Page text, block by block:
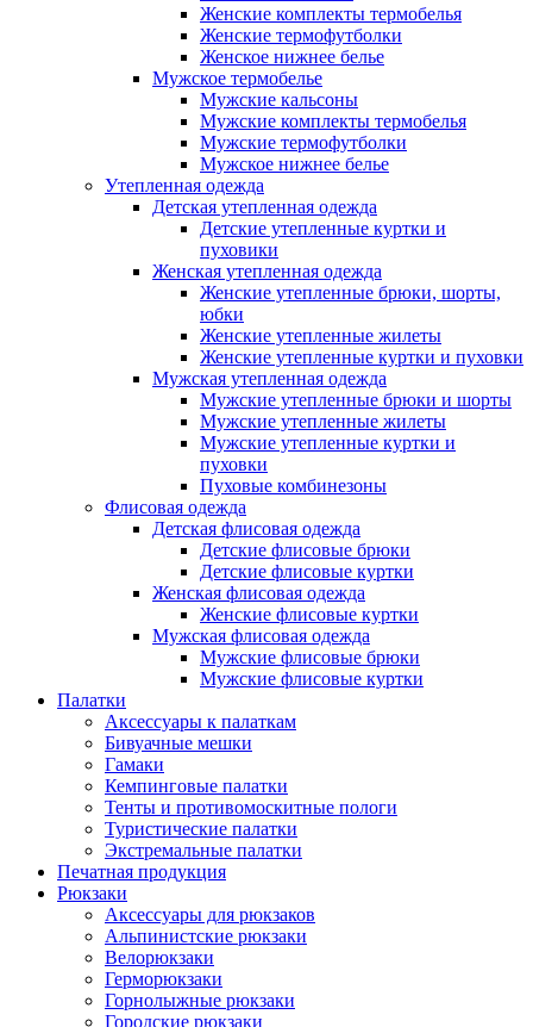
Женские комплекты термобелья
Женские термофутболки
Женское нижнее белье
Мужское термобелье
Мужские кальсоны
Мужские комплекты термобелья
Мужские термофутболки
Мужское нижнее белье
Утепленная одежда
Детская утепленная одежда
Детские утепленные куртки и
пуховики
Женская утепленная одежда
Женские утепленные брюки, шорты,
юбки
Женские утепленные жилеты
Женские утепленные куртки и пуховки
Мужская утепленная одежда
Мужские утепленные брюки и шорты
Мужские утепленные жилеты
Мужские утепленные куртки и
пуховки
Пуховые комбинезоны
Флисовая одежда
Детская флисовая одежда
Детские флисовые брюки
Детские флисовые куртки
Женская флисовая одежда
Женские флисовые куртки
Мужская флисовая одежда
Мужские флисовые брюки
Мужские флисовые куртки
Палатки
Аксессуары к палаткам
Бивуачные мешки
Гамаки
Кемпинговые палатки
Тенты и противомоскитные пологи
Туристические палатки
Экстремальные палатки
Печатная продукция
Рюкзаки
Аксессуары для рюкзаков
Альпинистские рюкзаки
Велорюкзаки
Герморюкзаки
Горнолыжные рюкзаки
Городские рюкзаки